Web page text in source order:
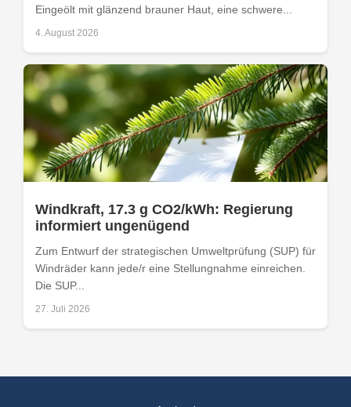
Eingeölt mit glänzend brauner Haut, eine schwere...
4. August 2026
Windkraft, 17.3 g CO2/kWh: Regierung
informiert ungenügend
Zum Entwurf der strategischen Umweltprüfung (SUP) für
Windräder kann jede/r eine Stellungnahme einreichen.
Die SUP...
27. Juli 2026